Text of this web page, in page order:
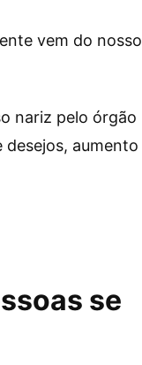
vem do nosso
nariz pelo órgão
aumento
se